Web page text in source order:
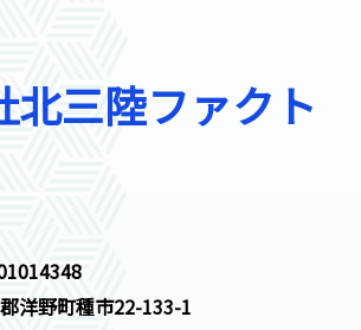
北三陸ファクト
洋野町種市22-133-1